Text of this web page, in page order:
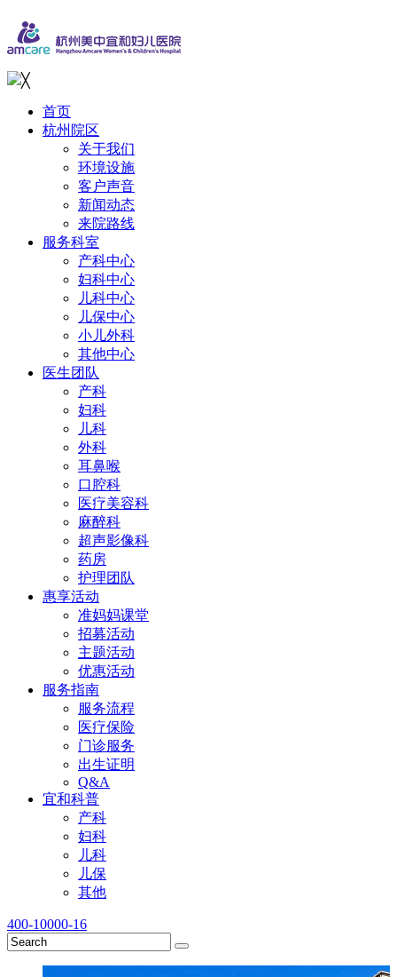
╳
首页
杭州院区
关于我们
环境设施
客户声音
新闻动态
来院路线
服务科室
产科中心
妇科中心
儿科中心
儿保中心
小儿外科
其他中心
医生团队
产科
妇科
儿科
外科
耳鼻喉
口腔科
医疗美容科
麻醉科
超声影像科
药房
护理团队
惠享活动
准妈妈课堂
招募活动
主题活动
优惠活动
服务指南
服务流程
医疗保险
门诊服务
出生证明
Q&A
宜和科普
产科
妇科
儿科
儿保
其他
400-10000-16